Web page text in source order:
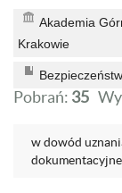
Akademia
Krakowie
Pobrań: 35
w dowód
dokumentacyjne